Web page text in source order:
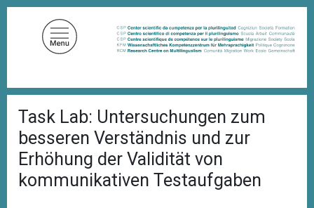
D
f
a
d
n
a
v
i
Task Lab: Untersuchungen zum
besseren Verständnis und zur
Erhöhung der Validität von
kommunikativen Testaufgaben